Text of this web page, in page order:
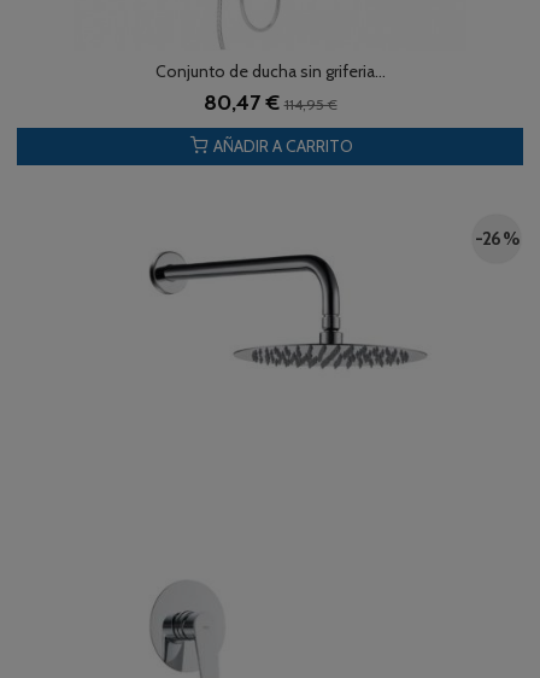
Conjunto de ducha sin griferia...
80,47 €114,95 €
AÑADIR A CARRITO
-26 %